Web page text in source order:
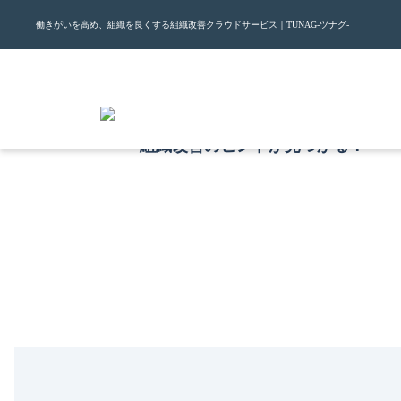
働きがいを高め、組織を良くする組織改善クラウドサービス｜TUNAG-ツナグ-
組織改善のヒントが見つかる！